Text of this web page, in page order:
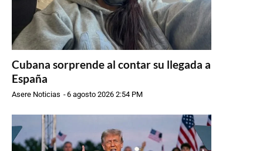
Cubana sorprende al contar su llegada a
España
Asere Noticias -6 agosto 2026 2:54 PM